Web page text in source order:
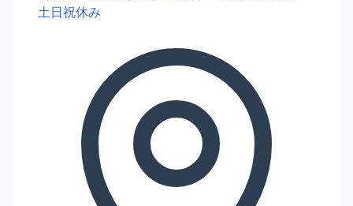
土日祝休み